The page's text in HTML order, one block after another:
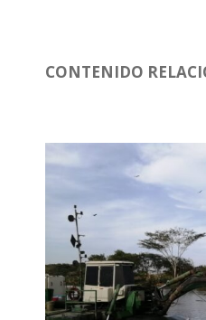
CONTENIDO